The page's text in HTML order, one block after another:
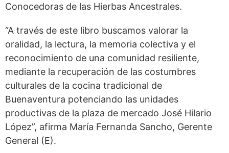
Conocedoras de las Hierbas Ancestrales.
“A través de este libro buscamos valorar la
oralidad, la lectura, la memoria colectiva y el
reconocimiento de una comunidad resiliente,
mediante la recuperación de las costumbres
culturales de la cocina tradicional de
Buenaventura potenciando las unidades
productivas de la plaza de mercado José Hilario
López”, afirma María Fernanda Sancho, Gerente
General (E).